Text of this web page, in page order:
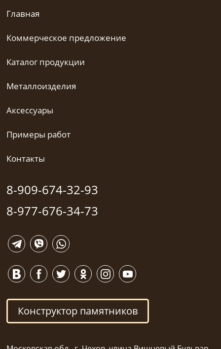
Главная
Коммерческое предложение
Каталог продукции
Металлоизделия
Аксессуары
Примеры работ
Контакты
8-909-674-32-93
8-977-676-34-73
Конструктор памятников